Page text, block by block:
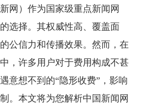
网）作为国家级重点新闻网
选择。其权威性高、覆盖面
公信力和传播效果。然而，在
，许多用户对于费用构成不甚
意想不到的“隐形收费”，影响
。本文将为您解析中国新闻网